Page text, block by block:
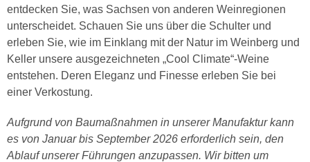
entdecken Sie, was Sachsen von anderen Weinregionen
unterscheidet. Schauen Sie uns über die Schulter und
erleben Sie, wie im Einklang mit der Natur im Weinberg und
Keller unsere ausgezeichneten „Cool Climate“-Weine
entstehen. Deren Eleganz und Finesse erleben Sie bei
einer Verkostung.
Aufgrund von Baumaßnahmen in unserer Manufaktur kann
es von Januar bis September 2026 erforderlich sein, den
Ablauf unserer Führungen anzupassen. Wir bitten um